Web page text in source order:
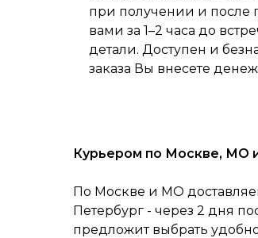
при получении и после
вами за 1–2 часа до
детали. Доступен и
заказа Вы внесете
Курьером по Москве, МО
По Москве и МО
Петербург - через 2 дня
предложит выбрать